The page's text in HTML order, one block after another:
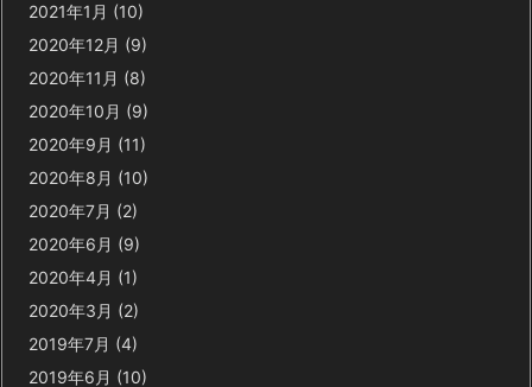
2021年1月 (10)
2020年12月 (9)
2020年11月 (8)
2020年10月 (9)
2020年9月 (11)
2020年8月 (10)
2020年7月 (2)
2020年6月 (9)
2020年4月 (1)
2020年3月 (2)
2019年7月 (4)
2019年6月 (10)